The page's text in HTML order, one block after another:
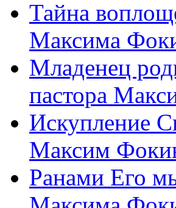
Тайна
Максима
Младенец
пастора
Искупление
Максим
Ранами Его